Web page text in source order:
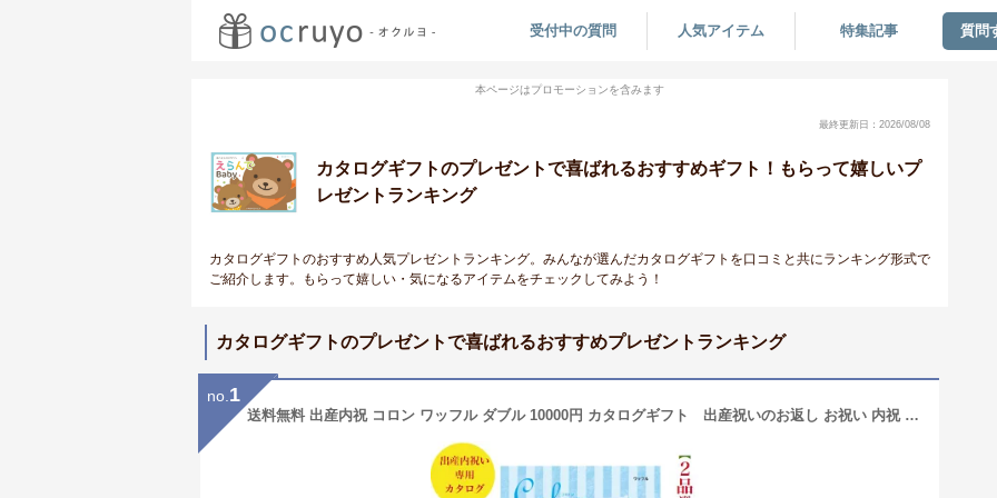
受付中の質問 人気アイテム 特集記事 質問
本ページはプロモーションを含みます
最終更新日：2026/08/08
カタログギフトのプレゼントで喜ばれるおすすめギフト！もらって嬉しいプ
レゼントランキング
カタログギフトのおすすめ人気プレゼントランキング。みんなが選んだカタログギフトを口コミと共にランキング形式で
ご紹介します。もらって嬉しい・気になるアイテムをチェックしてみよう！
カタログギフトのプレゼントで喜ばれるおすすめプレゼントランキング
no. 1
送料無料 出産内祝 コロン ワッフル ダブル 10000円 カタログギフト 出産祝いのお返し お祝い 内祝 お返し 子供 産まれる 赤ちゃん グルメ 1万円